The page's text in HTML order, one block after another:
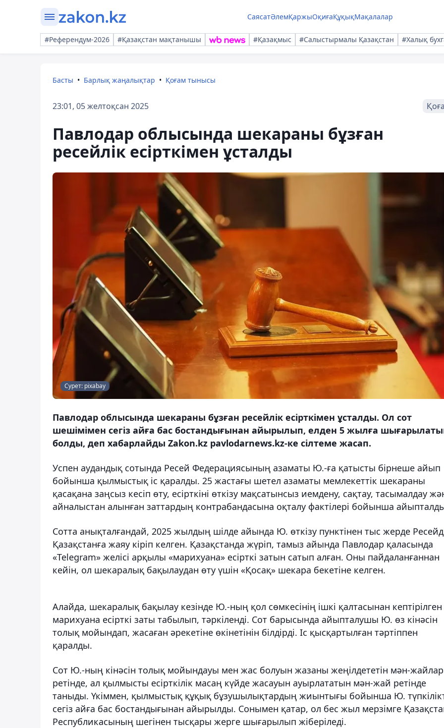
СаясатӘлемҚаржыОқиғаҚұқықМақалалар
#Референдум-2026 #Қазақстан мақтанышы #Қазақмыс #Салыстырмалы Қазақстан #Халық
Басты Барлық жаңалықтар Қоғам тынысы
23:01, 05 желтоқсан 2025
Павлодар облысында шекараны бұзған
ресейлік есірткімен ұсталды
Сурет: pixabay
Павлодар облысында шекараны бұзған ресейлік есірткімен ұсталды. Ол сот
шешімімен сегіз айға бас бостандығынан айырылып, елден 5 жылға
болды, деп хабарлайды Zakon.kz pavlodarnews.kz-ке сілтеме жасап.
Успен аудандық сотында Ресей Федерациясының азаматы Ю.-ға қатысты бірнеше айып
бойынша қылмыстық іс қаралды. 25 жастағы шетел азаматы мемлекеттік шекараны
қасақана заңсыз кесіп өту, есірткіні өткізу мақсатынсыз иемдену, сақтау, тасымалдау
айналыстан алынған заттардың контрабандасына оқталу фактілері бойынша
Сотта анықталғандай, 2025 жылдың шілде айында Ю. өткізу пунктінен тыс жерде
Қазақстанға жаяу кіріп келген. Қазақстанда жүріп, тамыз айында Павлодар қаласында
«Telegram» желісі арқылы «марихуана» есірткі затын сатып алған. Оны пайдаланғаннан
кейін, ол шекаралық бақылаудан өту үшін «Қосақ» шекара бекетіне келген.
Алайда, шекаралық бақылау кезінде Ю.-ның қол сөмкесінің ішкі қалтасынан кептірілген
марихуана есірткі заты табылып, тәркіленді. Сот барысында айыпталушы Ю. өз кінәсін
толық мойындап, жасаған әрекетіне өкінетінін білдірді. Іс қысқартылған тәртіппен
қаралды.
Сот Ю.-ның кінәсін толық мойындауы мен жас болуын жазаны жеңілдететін мән-жайлар
ретінде, ал қылмысты есірткілік масаң күйде жасауын ауырлататын мән-жай ретінде
таныды. Үкіммен, қылмыстық құқық бұзушылықтардың жиынтығы бойынша Ю.
сегіз айға бас бостандығынан айырылды. Сонымен қатар, ол бес жыл мерзімге
Республикасының шегінен тысқары жерге шығарылып жіберіледі.